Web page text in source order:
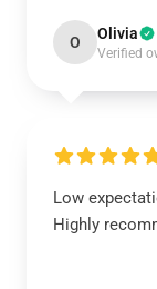
O Olivia
Verified
Low
Highly